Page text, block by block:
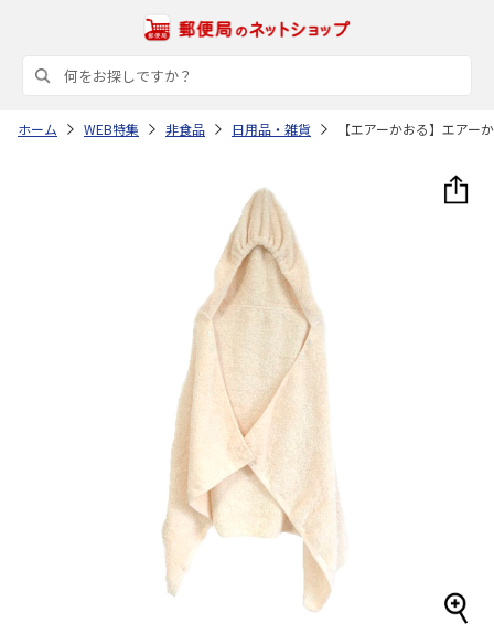
ホーム WEB特集 非食品 日用品・雑貨 【エアーかおる】エア